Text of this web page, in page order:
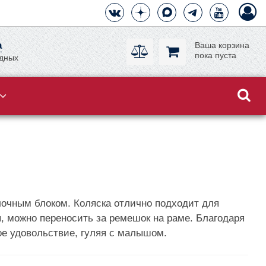
Ваша корзина
пока пуста
блоком. Коляска отлично подходит для
можно переносить за ремешок на раме. Благодаря
удовольствие, гуляя с малышом.